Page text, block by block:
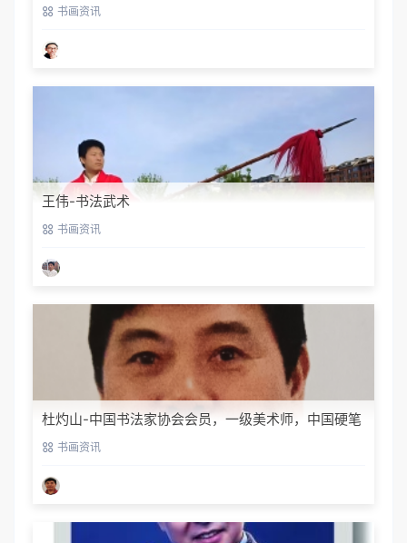
书画资讯
王伟-书法武术
书画资讯
杜灼山-中国书法家协会会员，一级美术师，中国硬笔
书法家协会会员
书画资讯